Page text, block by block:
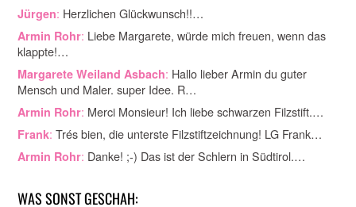
Jürgen: Herzlichen Glückwunsch!!…
Armin Rohr: Liebe Margarete, würde mich freuen, wenn das
klappte!…
Margarete Weiland Asbach: Hallo lieber Armin du guter
Mensch und Maler. super Idee. R…
Armin Rohr: Merci Monsieur! Ich liebe schwarzen Filzstift.…
Frank: Trés bien, die unterste Filzstiftzeichnung! LG Frank…
Armin Rohr: Danke! ;-) Das ist der Schlern in Südtirol.…
WAS SONST GESCHAH: